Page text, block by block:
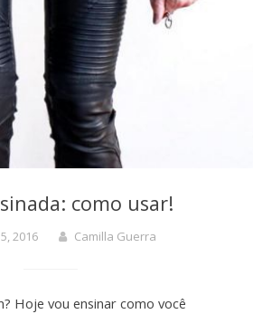
como usar!
2016 Camilla Guerra
Hoje vou ensinar como você